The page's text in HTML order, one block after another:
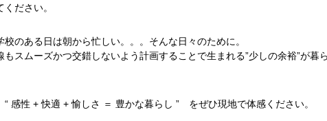
ださい。
のある日は朝から忙しい。。。そんな日々のために。
スムーズかつ交錯しないよう計画することで生まれる”少しの余裕”が暮
感性 +快適 +愉しさ ＝ 豊かな暮らし ” をぜひ現地で体感ください。